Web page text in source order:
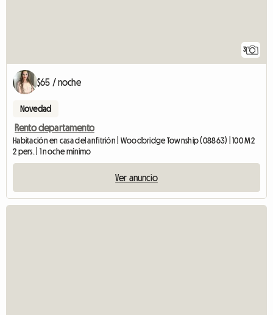
3
$65 / noche
Novedad
Rento departamento
Habitación en casa del anfitrión | Woodbridge Township (08863) | 100 M2
2 pers. | 1 noche mínimo
Ver anuncio